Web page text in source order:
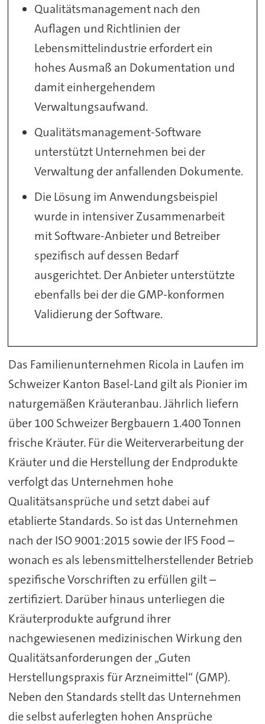
Qualitätsmanagement nach den
Auflagen und Richtlinien der
Lebensmittelindustrie erfordert ein
hohes Ausmaß an Dokumentation und
damit einhergehendem
Verwaltungsaufwand.
Qualitätsmanagement-Software
unterstützt Unternehmen bei der
Verwaltung der anfallenden Dokumente.
Die Lösung im Anwendungsbeispiel
wurde in intensiver Zusammenarbeit
mit Software-Anbieter und Betreiber
spezifisch auf dessen Bedarf
ausgerichtet. Der Anbieter unterstützte
ebenfalls bei der die GMP-konformen
Validierung der Software.
Das Familienunternehmen Ricola in Laufen im
Schweizer Kanton Basel-Land gilt als Pionier im
naturgemäßen Kräuteranbau. Jährlich liefern
über 100 Schweizer Bergbauern 1.400 Tonnen
frische Kräuter. Für die Weiterverarbeitung der
Kräuter und die Herstellung der Endprodukte
verfolgt das Unternehmen hohe
Qualitätsansprüche und setzt dabei auf
etablierte Standards. So ist das Unternehmen
nach der ISO 9001:2015 sowie der IFS Food –
wonach es als lebensmittelherstellender Betrieb
spezifische Vorschriften zu erfüllen gilt –
zertifiziert. Darüber hinaus unterliegen die
Kräuterprodukte aufgrund ihrer
nachgewiesenen medizinischen Wirkung den
Qualitätsanforderungen der „Guten
Herstellungspraxis für Arzneimittel“ (GMP).
Neben den Standards stellt das Unternehmen
die selbst auferlegten hohen Ansprüche